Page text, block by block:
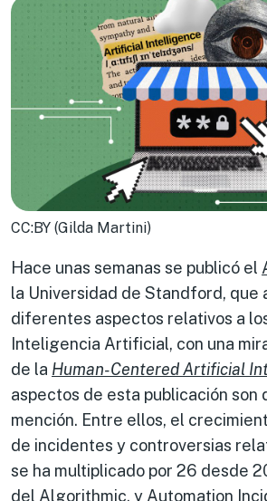
CC:BY (Gilda Martini)
Hace unas semanas se publicó el
la Universidad de Standford, que
diferentes aspectos relativos a
Inteligencia Artificial, con una
de la Human-Centered Artificial
aspectos de esta publicación son
mención. Entre ellos, el
de incidentes y controversias
se ha multiplicado por 26 desde
del Algorithmic, y Automation